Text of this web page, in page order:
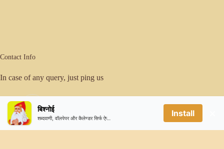
Contact Info
In case of any query, just ping us
er.sanjeevbishnoi@gmail.com
बिश्नोई
शब्दवाणी, वॉलपेपर और कैलेण्डर सिर्फ ऐप्प पर ही उपलब्ध है Install